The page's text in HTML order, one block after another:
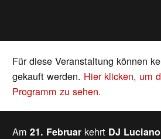
Für diese Veranstaltung können
gekauft werden. Hier klicken, um
Programm zu sehen.
Am21. Februar kehrt DJ Luciano